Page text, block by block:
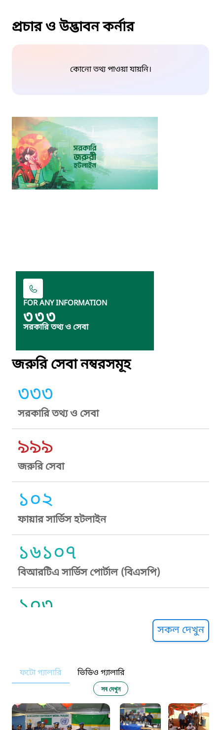
প্রচার ও উদ্ভাবন কর্নার
কোনো তথ্য পাওয়া যায়নি।
FOR ANY INFORMATION
৩৩৩
সরকারি তথ্য ও সেবা
জরুরি সেবা নম্বরসমূহ
৩৩৩
সরকারি তথ্য ও সেবা
৯৯৯
জরুরি সেবা
১০২
ফায়ার সার্ভিস হটলাইন
১৬১০৭
বিআরটিএ সার্ভিস পোর্টাল (বিএসপি)
১০৩
নারী ও শিশু নির্যাতন প্রতিরোধ
১০৬
সকল দেখুন
ফটো গ্যালারি ভিডিও গ্যালারি
সব দেখুন